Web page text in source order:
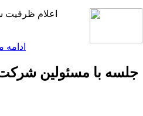
جلسه با مسئولین شرکت